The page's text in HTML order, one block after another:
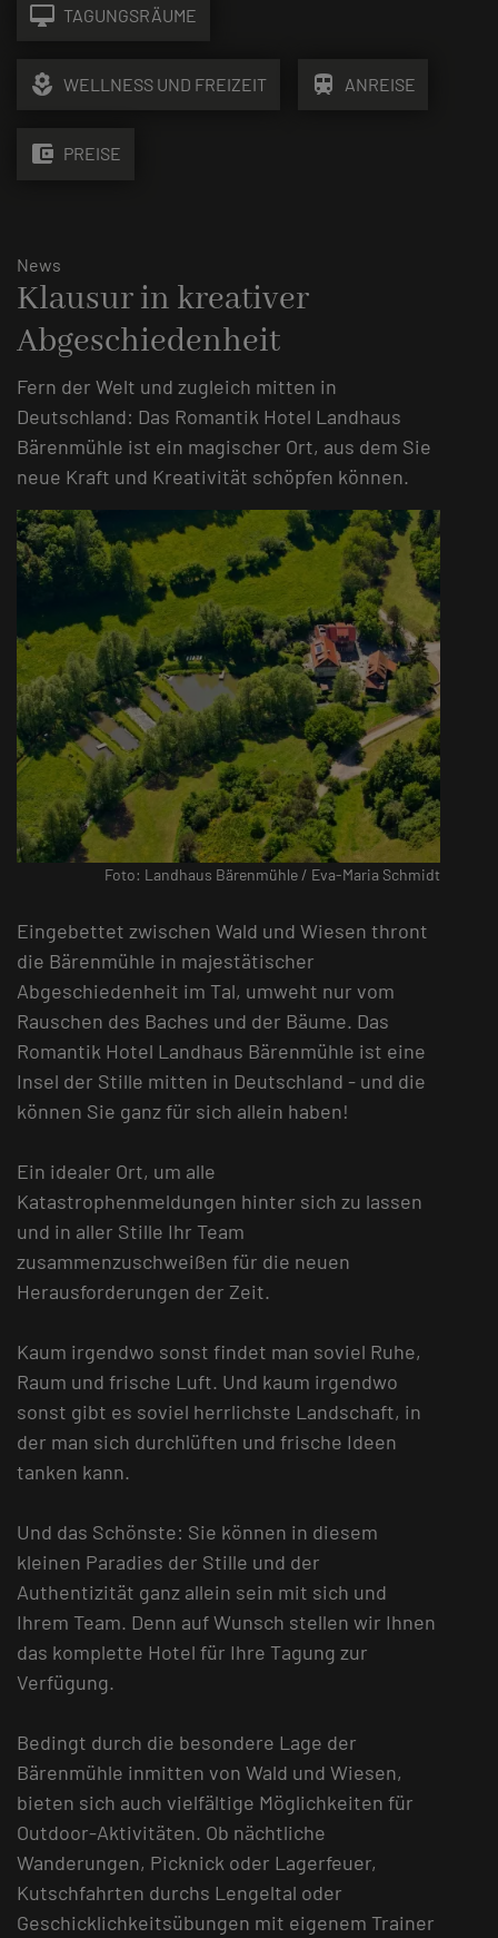
desktop_mac TAGUNGSRÄUME
local_florist WELLNESS UND FREIZEIT train ANREISE
account_balance_wallet PREISE
News
Klausur in kreativer
Abgeschiedenheit
Fern der Welt und zugleich mitten in
Deutschland: Das Romantik Hotel Landhaus
Bärenmühle ist ein magischer Ort, aus dem Sie
neue Kraft und Kreativität schöpfen können.
Foto: Landhaus Bärenmühle / Eva-Maria Schmidt
Eingebettet zwischen Wald und Wiesen thront
die Bärenmühle in majestätischer
Abgeschiedenheit im Tal, umweht nur vom
Rauschen des Baches und der Bäume. Das
Romantik Hotel Landhaus Bärenmühle ist eine
Insel der Stille mitten in Deutschland - und die
können Sie ganz für sich allein haben!
Ein idealer Ort, um alle
Katastrophenmeldungen hinter sich zu lassen
und in aller Stille Ihr Team
zusammenzuschweißen für die neuen
Herausforderungen der Zeit.
Kaum irgendwo sonst findet man soviel Ruhe,
Raum und frische Luft. Und kaum irgendwo
sonst gibt es soviel herrlichste Landschaft, in
der man sich durchlüften und frische Ideen
tanken kann.
Und das Schönste: Sie können in diesem
kleinen Paradies der Stille und der
Authentizität ganz allein sein mit sich und
Ihrem Team. Denn auf Wunsch stellen wir Ihnen
das komplette Hotel für Ihre Tagung zur
Verfügung.
Bedingt durch die besondere Lage der
Bärenmühle inmitten von Wald und Wiesen,
bieten sich auch vielfältige Möglichkeiten für
Outdoor-Aktivitäten. Ob nächtliche
Wanderungen, Picknick oder Lagerfeuer,
Kutschfahrten durchs Lengeltal oder
Geschicklichkeitsübungen mit eigenem Trainer